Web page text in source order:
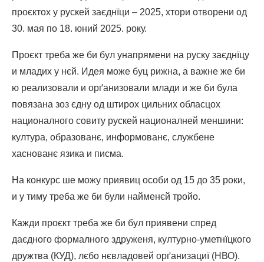
проєктох у рускей заєднїци – 2025, хтори отворени од
30. мая по 18. юний 2025. року.
Проєкт треба же би бул унапрямени на руску заєднїцу
и младих у нєй. Идея може буц рижна, а важне же би
ю реализовали и орґанизовали млади и же би була
повязана зоз єдну од штирох цильних обласцох
националного совиту рускей националней меншини:
култура, образованє, информованє, службене
хаснованє язика и писма.
На конкурс ше можу приявиц особи од 15 до 35 роки,
и у тиму треба же би були найменєй тройо.
Кажди проєкт треба же би бул приявени спред
даєдного формалного здруженя, културно-уметнїцкого
дружтва (КУД), лєбо нєвладовей орґанизациї (НВО).